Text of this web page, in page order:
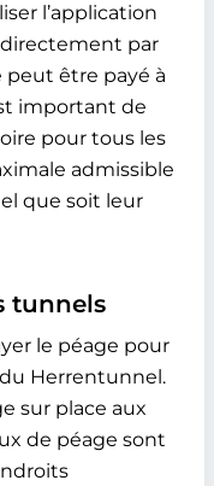
l’application
directement par
peut être payé à
important de
pour tous les
admissible
que soit leur
tunnels
le péage pour
Herrentunnel.
sur place aux
de péage sont